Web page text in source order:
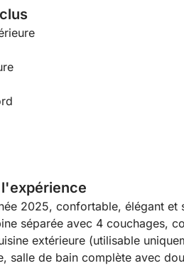
2025, confortable, élégant
séparée avec 4 couchages,
extérieure (utilisable
salle de bain complète avec